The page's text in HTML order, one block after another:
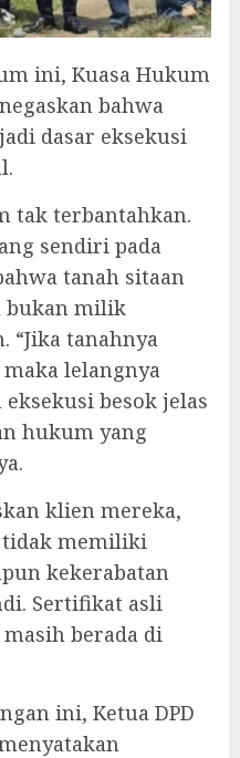
ini, Kuasa Hukum
bahwa
dasar eksekusi
tak terbantahkan.
sendiri pada
tanah sitaan
bukan milik
“Jika tanahnya
lelangnya
besok jelas
hukum yang
klien mereka,
tidak memiliki
kekerabatan
Sertifikat asli
berada di
ini, Ketua DPD